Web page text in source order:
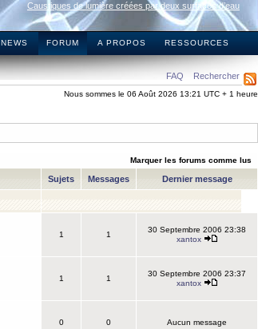
Caustiques de lumière créées par deux surfaces d’eau
NEWS FORUM A PROPOS RESSOURCES
FAQ Rechercher
Nous sommes le 06 Août 2026 13:21 UTC + 1 heure
Marquer les forums comme lus
Sujets Messages Dernier message
1 1
30 Septembre 2006 23:38
xantox
1 1
30 Septembre 2006 23:37
xantox
0 0 Aucun message